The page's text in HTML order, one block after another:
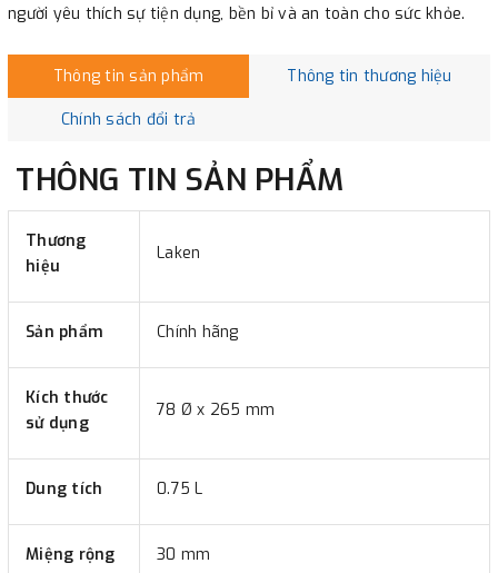
người yêu thích sự tiện dụng, bền bỉ và an toàn cho sức khỏe.
Thông tin sản phẩm Thông tin thương hiệu
Chính sách đổi trả
THÔNG TIN SẢN PHẨM
Thương
hiệu
Laken
Sản phẩm Chính hãng
Kích thước
sử dụng
78 Ø x 265 mm
Dung tích 0.75 L
Miệng rộng 30 mm